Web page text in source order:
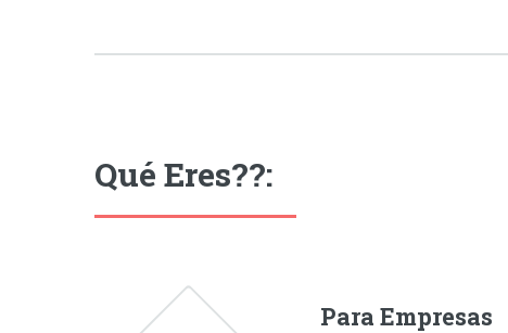
Qué Eres??:
Para Empresas